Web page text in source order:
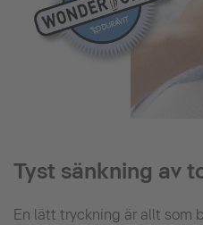
Tyst sänkning av
En lätt tryckning är allt som